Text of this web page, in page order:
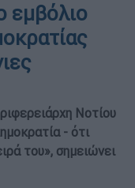
εμβόλιο
Νοτίου
- ότι
του», σημειώνει